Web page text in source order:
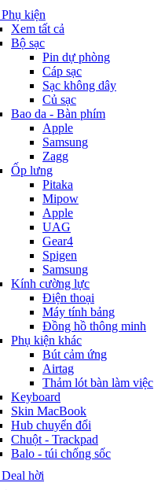
Phụ kiện
Xem tất cả
Bộ sạc
Pin dự phòng
Cáp sạc
Sạc không dây
Củ sạc
Bao da - Bàn phím
Apple
Samsung
Zagg
Ốp lưng
Pitaka
Mipow
Apple
UAG
Gear4
Spigen
Samsung
Kính cường lực
Điện thoại
Máy tính bảng
Đồng hồ thông minh
Phụ kiện khác
Bút cảm ứng
Airtag
Thảm lót bàn làm việc
Keyboard
Skin MacBook
Hub chuyển đổi
Chuột - Trackpad
Balo - túi chống sốc
Deal hời